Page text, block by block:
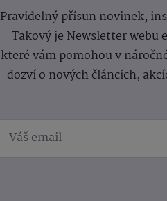
Pravidelný přísun novinek,
Takový je Newsletter webu
které vám pomohou v
dozví o nových článcích,